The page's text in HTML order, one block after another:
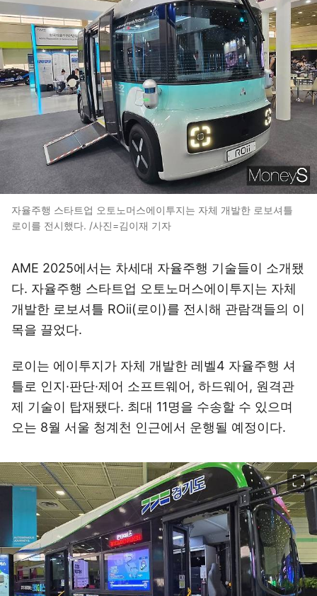
자율주행 스타트업 오토노머스에이투지는 자체 개발한 로보셔틀
로이를 전시했다. /사진=김이재 기자
AME 2025에서는 차세대 자율주행 기술들이 소개됐
다. 자율주행 스타트업 오토노머스에이투지는 자체
개발한 로보셔틀 ROii(로이)를 전시해 관람객들의 이
목을 끌었다.
로이는 에이투지가 자체 개발한 레벨4 자율주행 셔
틀로 인지·판단·제어 소프트웨어, 하드웨어, 원격관
제 기술이 탑재됐다. 최대 11명을 수송할 수 있으며
오는 8월 서울 청계천 인근에서 운행될 예정이다.